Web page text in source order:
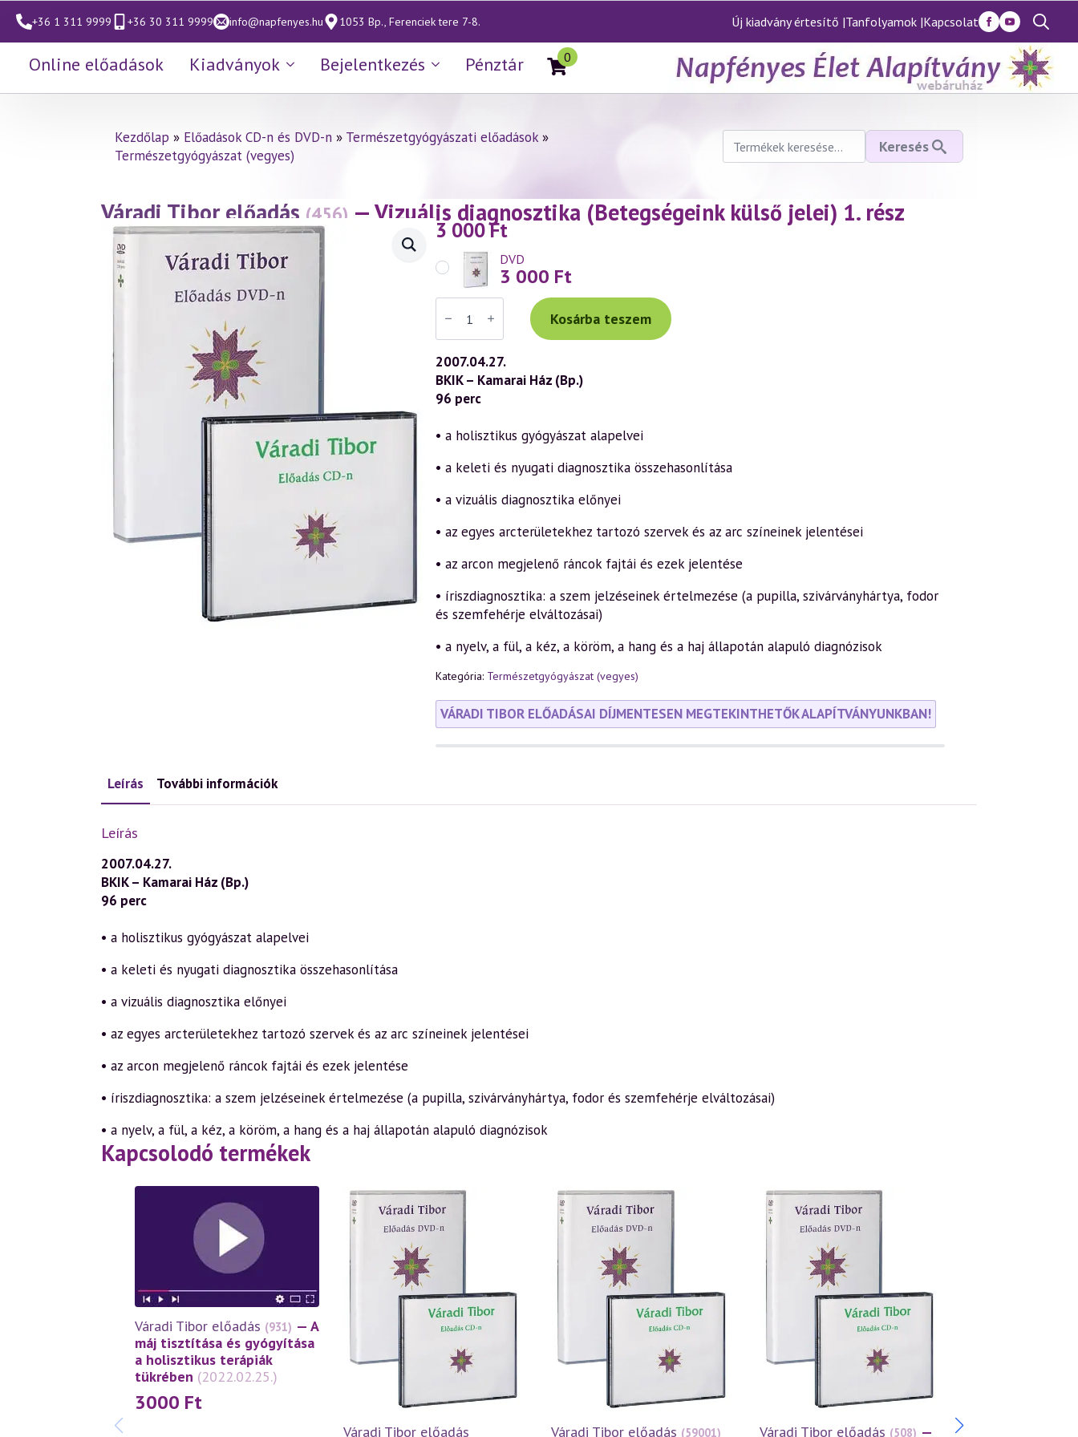
+36 1 311 9999 +36 30 311 9999 info@napfenyes.hu 1053 Bp., Ferenciek tere 7-8. Új kiadvány értesítő |Tanfolyamok |Kapcsolat
Search
for:
Online előadások Kiadványok Bejelentkezés Pénztár 0
Kezdőlap » Előadások CD-n és DVD-n » Természetgyógyászati előadások»
Természetgyógyászat (vegyes)
Keresés
következőre:
Keresés
Váradi Tibor előadás (456) — Vizuális diagnosztika (Betegségeink külső jelei) 1. rész
(2007.04.27.)
3 000Ft
DVD
3 000 Ft
Váradi
Tibor
előadás
(456)
—
Vizuális
diagnosztika
(Betegségeink
külső
1.
rész
mennyiség
Kosárba teszem
2007.04.27.
BKIK – Kamarai Ház (Bp.)
96 perc
• a holisztikus gyógyászat alapelvei
• a keleti és nyugati diagnosztika összehasonlítása
• a vizuális diagnosztika előnyei
• az egyes arcterületekhez tartozó szervek és az arc színeinek jelentései
• az arcon megjelenő ráncok fajtái és ezek jelentése
• íriszdiagnosztika: a szem jelzéseinek értelmezése (a pupilla, szivárványhártya, fodor
és szemfehérje elváltozásai)
• a nyelv, a fül, a kéz, a köröm, a hang és a haj állapotán alapuló diagnózisok
Kategória: Természetgyógyászat (vegyes)
VÁRADI TIBOR ELŐADÁSAI DÍJMENTESEN MEGTEKINTHETŐK ALAPÍTVÁNYUNKBAN!
Leírás További információk
Leírás
2007.04.27.
BKIK – Kamarai Ház (Bp.)
96 perc
• a holisztikus gyógyászat alapelvei
• a keleti és nyugati diagnosztika összehasonlítása
• a vizuális diagnosztika előnyei
• az egyes arcterületekhez tartozó szervek és az arc színeinek jelentései
• az arcon megjelenő ráncok fajtái és ezek jelentése
• íriszdiagnosztika: a szem jelzéseinek értelmezése (a pupilla, szivárványhártya, fodor és szemfehérje elváltozásai)
• a nyelv, a fül, a kéz, a köröm, a hang és a haj állapotán alapuló diagnózisok
Kapcsolodó termékek
Váradi Tibor előadás (931) — A
máj tisztítása és gyógyítása
a holisztikus terápiák
tükrében (2022.02.25.)
3000 Ft
Váradi Tibor előadás Váradi Tibor előadás (59001) Váradi Tibor előadás (508) —